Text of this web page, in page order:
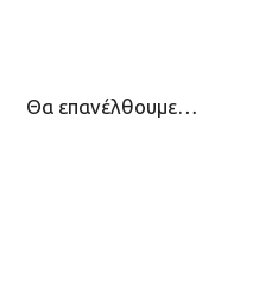
Θα επανέλθουμε…